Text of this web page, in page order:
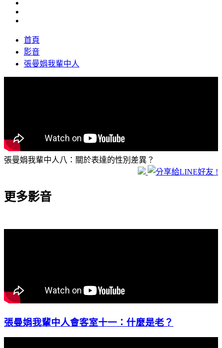
首頁
影音
張曼娟我輩中人
張曼娟我輩中人八：關於表達的性別差異？
更多影音
張曼娟我輩中人會客室十一：什麼是老？